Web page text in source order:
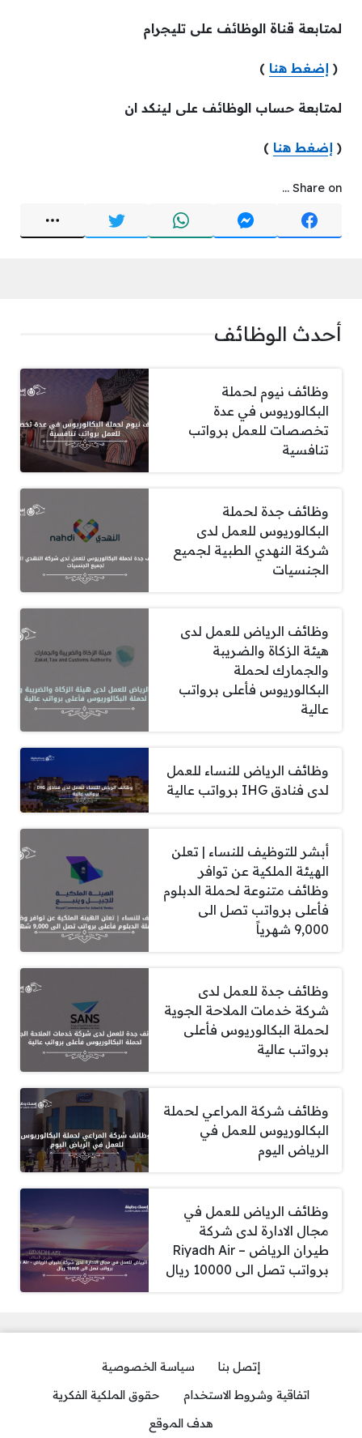
لمتابعة قناة الوظائف على تليجرام
( إضغط هنا )
لمتابعة حساب الوظائف على لينكد ان
( إضغط هنا )
Share on ...
أحدث الوظائف
وظائف نيوم لحملة
البكالوريوس في عدة
تخصصات للعمل برواتب
تنافسية
وظائف جدة لحملة
البكالوريوس للعمل لدى
شركة النهدي الطبية لجميع
الجنسيات
وظائف الرياض للعمل لدى
هيئة الزكاة والضريبة
والجمارك لحملة
البكالوريوس فأعلى برواتب
عالية
وظائف الرياض للنساء للعمل
لدى فنادق IHG برواتب عالية
أبشر للتوظيف للنساء | تعلن
الهيئة الملكية عن توافر
وظائف متنوعة لحملة الدبلوم
فأعلى برواتب تصل الى
9,000 شهرياً
وظائف جدة للعمل لدى
شركة خدمات الملاحة الجوية
لحملة البكالوريوس فأعلى
برواتب عالية
وظائف شركة المراعي لحملة
البكالوريوس للعمل في
الرياض اليوم
وظائف الرياض للعمل في
مجال الادارة لدى شركة
طيران الرياض – Riyadh Air
برواتب تصل الى 10000 ريال
إتصل بنا
سياسة الخصوصية
اتفاقية وشروط الاستخدام
حقوق الملكية الفكرية
هدف الموقع